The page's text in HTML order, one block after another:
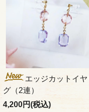
エッジカットイヤ
グ（2連）
4,200円(税込)